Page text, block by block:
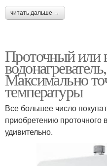
читать дальше →
Проточный или
Максимально
температуры
Все большее число
приобретению проточного
удивительно.